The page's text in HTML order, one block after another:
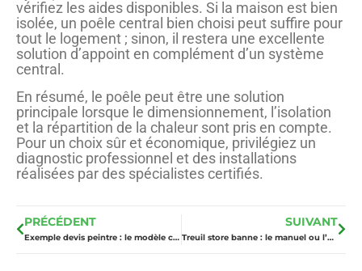
vérifiez les aides disponibles. Si la maison est bien
isolée, un poêle central bien choisi peut suffire pour
tout le logement ; sinon, il restera une excellente
solution d’appoint en complément d’un système
central.
En résumé, le poêle peut être une solution
principale lorsque le dimensionnement, l’isolation
et la répartition de la chaleur sont pris en compte.
Pour un choix sûr et économique, privilégiez un
diagnostic professionnel et des installations
réalisées par des spécialistes certifiés.
PRÉCÉDENT
Exemple devis peintre : le modèle chiffré pour un appartement de 50 m² ?
SUIVANT
Treuil store banne : le manuel ou l’électrique, lequel choisir ?